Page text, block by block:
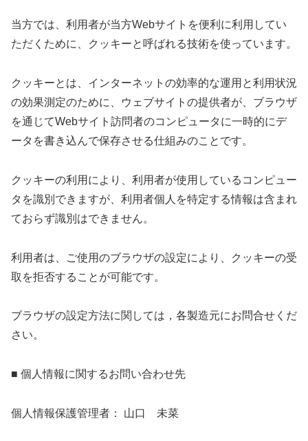
当方では、利用者が当方Webサイトを便利に利用してい
ただくために、クッキーと呼ばれる技術を使っています。
クッキーとは、インターネットの効率的な運用と利用状況
の効果測定のために、ウェブサイトの提供者が、ブラウザ
を通じてWebサイト訪問者のコンピュータに一時的にデ
ータを書き込んで保存させる仕組みのことです。
クッキーの利用により、利用者が使用しているコンピュー
タを識別できますが、利用者個人を特定する情報は含まれ
ておらず識別はできません。
利用者は、ご使用のブラウザの設定により、クッキーの受
取を拒否することが可能です。
ブラウザの設定方法に関しては，各製造元にお問合せくだ
さい。
■ 個人情報に関するお問い合わせ先
個人情報保護管理者： 山口 未菜